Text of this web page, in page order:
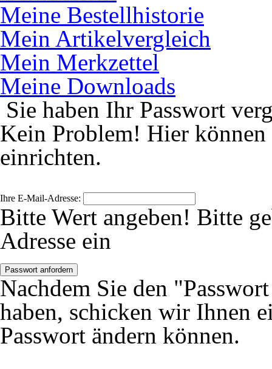
Meine Bestellhistorie
Mein Artikelvergleich
Mein Merkzettel
Meine Downloads
Sie haben Ihr Passwort
Kein Problem! Hier können
einrichten.
Ihre E-Mail-Adresse:
Bitte Wert angeben! Bitte
Adresse ein
Passwort anfordern
Nachdem Sie den
haben, schicken wir Ihnen
Passwort ändern können.